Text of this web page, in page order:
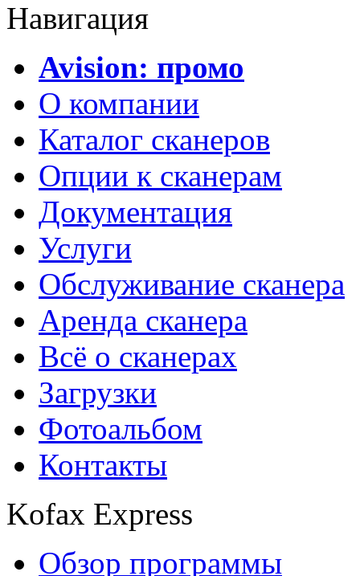
Навигация
Avision: промо
О компании
Каталог сканеров
Опции к сканерам
Документация
Услуги
Обслуживание сканера
Аренда сканера
Всё о сканерах
Загрузки
Фотоальбом
Контакты
Kofax Express
Обзор программы